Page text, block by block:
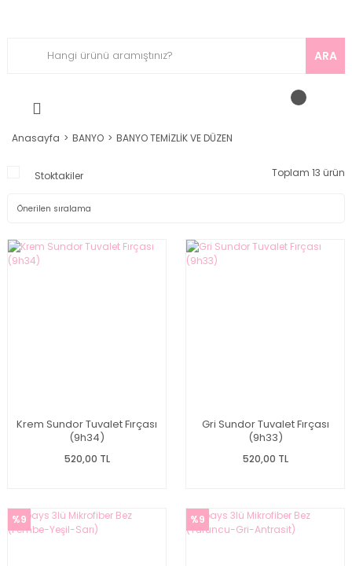
ARA
Anasayfa BANYO BANYO TEMİZLİK VE DÜZEN
Stoktakiler Toplam 13 ürün
Krem Sundor Tuvalet Fırçası
(9h34)
520,00 TL
Gri Sundor Tuvalet Fırçası
(9h33)
520,00 TL
%9 %9